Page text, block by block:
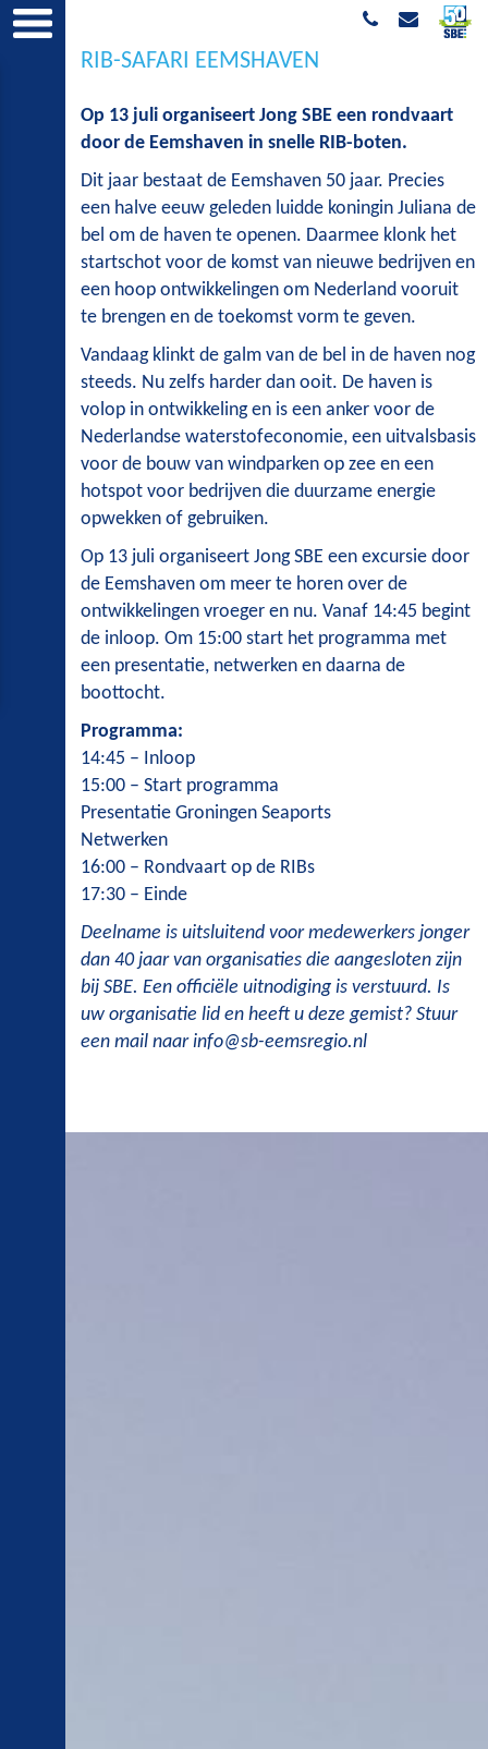
RIB-SAFARI EEMSHAVEN
Op 13 juli organiseert Jong SBE een rondvaart
door de Eemshaven in snelle RIB-boten.
Dit jaar bestaat de Eemshaven 50 jaar. Precies
een halve eeuw geleden luidde koningin Juliana de
bel om de haven te openen. Daarmee klonk het
startschot voor de komst van nieuwe bedrijven en
een hoop ontwikkelingen om Nederland vooruit
te brengen en de toekomst vorm te geven.
Vandaag klinkt de galm van de bel in de haven nog
steeds. Nu zelfs harder dan ooit. De haven is
volop in ontwikkeling en is een anker voor de
Nederlandse waterstofeconomie, een uitvalsbasis
voor de bouw van windparken op zee en een
hotspot voor bedrijven die duurzame energie
opwekken of gebruiken.
Op 13 juli organiseert Jong SBE een excursie door
de Eemshaven om meer te horen over de
ontwikkelingen vroeger en nu. Vanaf 14:45 begint
de inloop. Om 15:00 start het programma met
een presentatie, netwerken en daarna de
boottocht.
Programma:
14:45 – Inloop
15:00 – Start programma
Presentatie Groningen Seaports
Netwerken
16:00 – Rondvaart op de RIBs
17:30 – Einde
Deelname is uitsluitend voor medewerkers jonger
dan 40 jaar van organisaties die aangesloten zijn
bij SBE. Een officiële uitnodiging is verstuurd. Is
uw organisatie lid en heeft u deze gemist? Stuur
een mail naar info@sb-eemsregio.nl